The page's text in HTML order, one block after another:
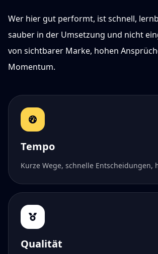
Wer hier gut performt, ist schnell,
sauber in der Umsetzung und nicht
von sichtbarer Marke, hohen
Momentum.
Tempo
Kurze Wege, schnelle Entscheidungen,
Qualität